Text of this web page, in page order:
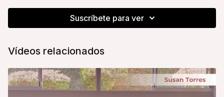
No olvides tu agua, una toalla y ¡toda la actitud!
Tu coach y amiga,
Suscríbete para ver
Vídeos relacionados